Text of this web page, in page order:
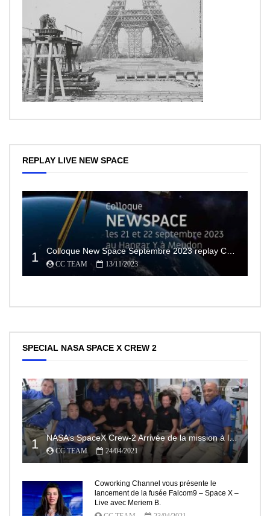
REPLAY LIVE NEW SPACE
1 CC TEAM 13/11/2023
SPECIAL NASA SPACE X CREW 2
1 NASA’s SpaceX Crew-2 Arrivée de la mission à la Station Spatiale Internationale Partie2
CC TEAM 24/04/2021
Coworking Channel vous présente le
lancement de la fusée Falcom9 – Space X –
Live avec Meriem B.